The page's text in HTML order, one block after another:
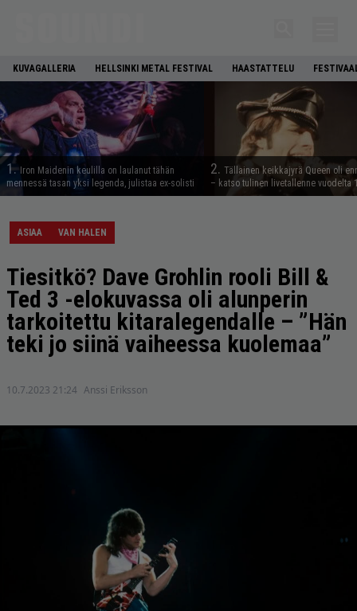
KUVAGALLERIA HELLSINKI METAL FESTIVAL HAASTATTELU
1. Iron Maidenin keulilla on laulanut tähän
mennessä tasan yksi legenda, julistaa ex-solisti
2. Tällainen keikkajyrä Queen oli
– katso tulinen livetallenne vuodelta
ASIAA VAN HALEN
Tiesitkö? Dave Grohlin rooli Bill &
Ted 3 -elokuvassa oli alunperin
tarkoitettu kitaralegendalle – ”Hän
teki jo siinä vaiheessa kuolemaa”
10.7.2023 21:24 Anssi Eriksson